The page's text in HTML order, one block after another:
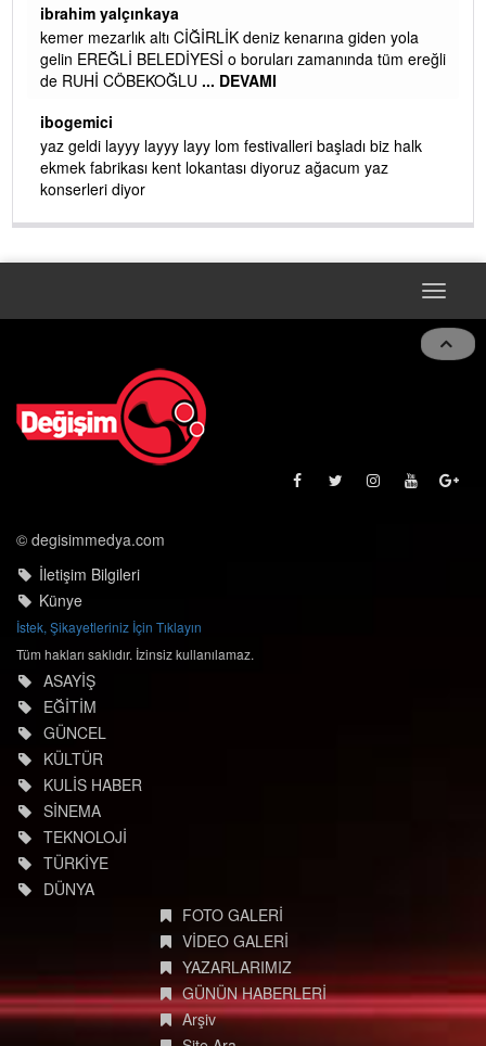
ibrahim yalçınkaya
kemer mezarlık altı CİĞİRLİK deniz kenarına giden yola
gelin EREĞLİ BELEDİYESİ o boruları zamanında tüm ereğli
de RUHİ CÖBEKOĞLU ... DEVAMI
ibogemici
yaz geldi layyy layyy layy lom festivalleri başladı biz halk
ekmek fabrikası kent lokantası diyoruz ağacum yaz
konserleri diyor
Toggle
© degisimmedya.com
İletişim Bilgileri
Künye
İstek, Şikayetleriniz İçin Tıklayın
Tüm hakları saklıdır. İzinsiz kullanılamaz.
ASAYİŞ
EĞİTİM
GÜNCEL
KÜLTÜR
KULİS HABER
SİNEMA
TEKNOLOJİ
TÜRKİYE
DÜNYA
FOTO GALERİ
VİDEO GALERİ
YAZARLARIMIZ
GÜNÜN HABERLERİ
Arşiv